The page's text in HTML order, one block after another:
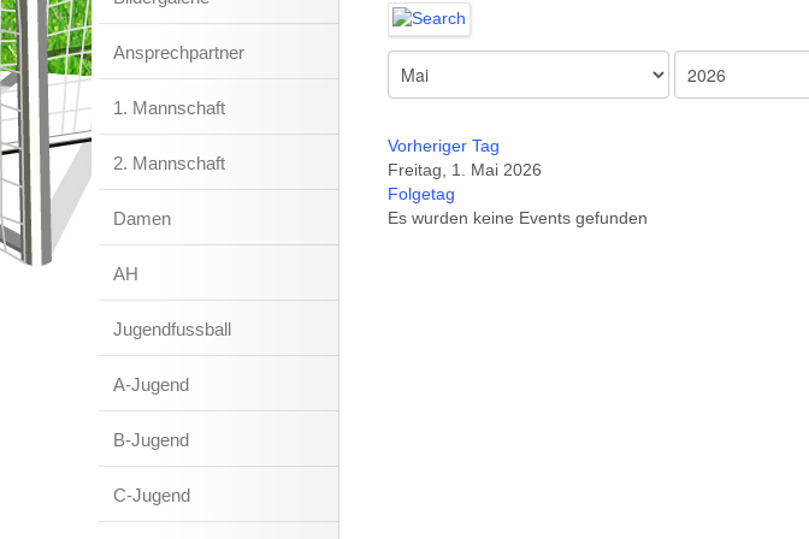
Ansprechpartner
1. Mannschaft
2. Mannschaft
Damen
AH
Jugendfussball
A-Jugend
B-Jugend
C-Jugend
Vorheriger Tag
Freitag, 1. Mai 2026
Folgetag
Es wurden keine Events gefunden